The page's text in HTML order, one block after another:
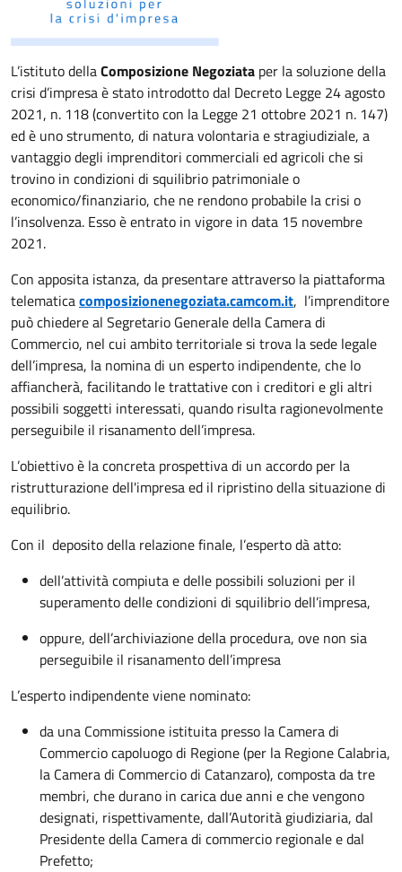
L’istituto dellaComposizione Negoziata per la soluzione della
crisi d’impresa è stato introdotto dal Decreto Legge 24 agosto
2021, n. 118 (convertito con la Legge 21 ottobre 2021 n. 147)
ed è uno strumento, di natura volontaria e stragiudiziale, a
vantaggio degli imprenditori commerciali ed agricoli che si
trovino in condizioni di squilibrio patrimoniale o
economico/finanziario, che ne rendono probabile la crisi o
l’insolvenza. Esso è entrato in vigore in data 15 novembre
2021.
Con apposita istanza, da presentare attraverso la piattaforma
telematicacomposizionenegoziata.camcom.it, l’imprenditore
può chiedere al Segretario Generale della Camera di
Commercio, nel cui ambito territoriale si trova la sede legale
dell’impresa, la nomina di un esperto indipendente, che lo
affiancherà, facilitando le trattative con i creditori e gli altri
possibili soggetti interessati, quando risulta ragionevolmente
perseguibile il risanamento dell’impresa.
L’obiettivo è la concreta prospettiva di un accordo per la
ristrutturazione dell'impresa ed il ripristino della situazione di
equilibrio.
Con il deposito della relazione finale, l’esperto dà atto:
dell’attività compiuta e delle possibili soluzioni per il
superamento delle condizioni di squilibrio dell’impresa,
oppure, dell’archiviazione della procedura, ove non sia
perseguibile il risanamento dell’impresa
L’esperto indipendente viene nominato:
da una Commissione istituita presso la Camera di
Commercio capoluogo di Regione (per la Regione Calabria,
la Camera di Commercio di Catanzaro), composta da tre
membri, che durano in carica due anni e che vengono
designati, rispettivamente, dall’Autorità giudiziaria, dal
Presidente della Camera di commercio regionale e dal
Prefetto;